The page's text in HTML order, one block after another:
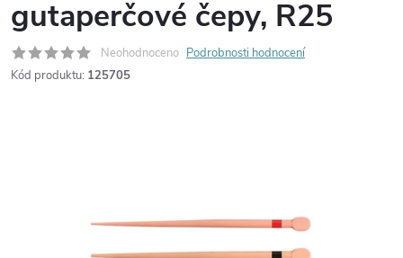
gutaperčové čepy, R25
Neohodnoceno Podrobnosti hodnocení
Kód produktu: 125705